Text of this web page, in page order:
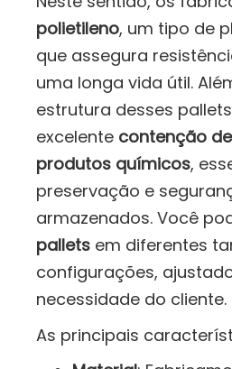
polietileno, um tipo de
que assegura
uma longa vida útil.
estrutura desses
excelente contenção
produtos químicos,
preservação e
armazenados. Você
pallets em diferentes
configurações,
necessidade do cliente.
As principais